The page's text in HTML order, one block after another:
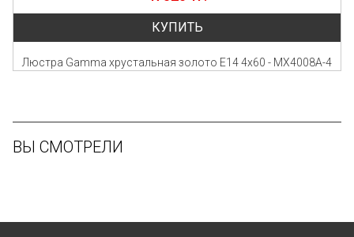
КУПИТЬ
Люстра Gamma хрустальная золото Е14 4х60 - MX4008A-4
ВЫ СМОТРЕЛИ